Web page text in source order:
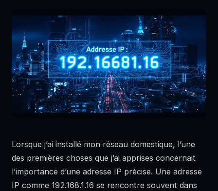
Lorsque j’ai installé mon réseau domestique, l’une
des premières choses que j’ai apprises concernait
l’importance d’une adresse IP précise. Une adresse
IP comme 192.168.1.16 se rencontre souvent dans